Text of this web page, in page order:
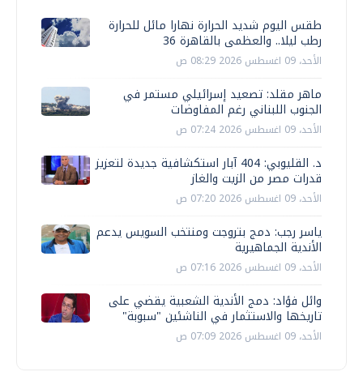
طقس اليوم شديد الحرارة نهارا مائل للحرارة
رطب ليلا.. والعظمى بالقاهرة 36
الأحد، 09 اغسطس 2026 08:29 ص
ماهر مقلد: تصعيد إسرائيلي مستمر في
الجنوب اللبناني رغم المفاوضات
الأحد، 09 اغسطس 2026 07:24 ص
د. القليوبي: 404 آبار استكشافية جديدة لتعزيز
قدرات مصر من الزيت والغاز
الأحد، 09 اغسطس 2026 07:20 ص
ياسر رجب: دمج بتروجت ومنتخب السويس يدعم
الأندية الجماهيرية
الأحد، 09 اغسطس 2026 07:16 ص
وائل فؤاد: دمج الأندية الشعبية يقضي على
تاريخها والاستثمار في الناشئين "سبوبة"
الأحد، 09 اغسطس 2026 07:09 ص